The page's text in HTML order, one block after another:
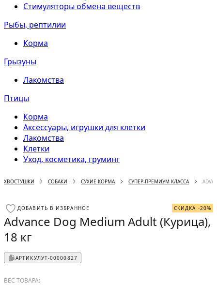
Стимуляторы обмена веществ
Рыбы, рептилии
Корма
Грызуны
Лакомства
Птицы
Корма
Аксессуары, игрушки для клетки
Лакомства
Клетки
Уход, косметика, груминг
ХВОСТУШКИ СОБАКИ СУХИЕ КОРМА СУПЕР-ПРЕМИУМ КЛАССА
ДОБАВИТЬ В ИЗБРАННОЕ СКИДКА -20%
Advance Dog Medium Adult (Курица),
18 кг
АРТИКУЛУТ-00000827
ВЕС ТОВАРА: